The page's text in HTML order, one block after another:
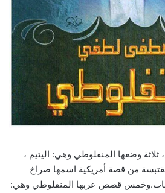
وضعها المنفلوطي وهي: اليتيم ،
من قصة أمريكية اسمها صراخ
قصص عربها المنفلوطي وهي: